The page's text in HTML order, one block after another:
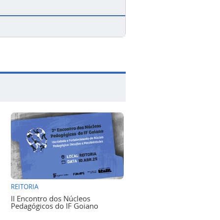
REITORIA
II Encontro dos Núcleos
Pedagógicos do IF Goiano